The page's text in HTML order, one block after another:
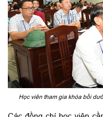
Học viên tham gia khóa bồi